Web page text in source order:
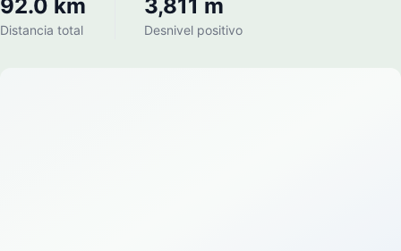
92.0 km
Distancia total
3,811 m
Desnivel positivo